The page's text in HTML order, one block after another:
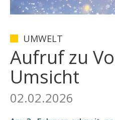
UMWELT
Aufruf zu
Umsicht
02.02.2026